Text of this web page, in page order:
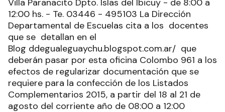
Villa Paranacito Dpto. Islas del Ibicuy - de 8:00 a
12:00 hs. - Te. 03446 - 495103 La Dirección
Departamental de Escuelas cita a los docentes
que se detallan en el
Blog ddegualeguaychu.blogspot.com.ar/ que
deberán pasar por esta oficina Colombo 961 a los
efectos de regularizar documentación que se
requiere para la confección de los Listados
Complementarios 2015, a partir del 18 al 21 de
agosto del corriente año de 08:00 a 12:00